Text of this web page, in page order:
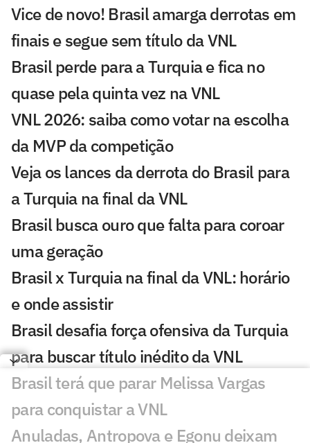
Vice de novo! Brasil amarga derrotas em
finais e segue sem título da VNL
Brasil perde para a Turquia e fica no
quase pela quinta vez na VNL
VNL 2026: saiba como votar na escolha
da MVP da competição
Veja os lances da derrota do Brasil para
a Turquia na final da VNL
Brasil busca ouro que falta para coroar
uma geração
Brasil x Turquia na final da VNL: horário
e onde assistir
Brasil desafia força ofensiva da Turquia
para buscar título inédito da VNL
Brasil terá que parar Melissa Vargas
para conquistar a VNL
Anuladas, Antropova e Egonu deixam